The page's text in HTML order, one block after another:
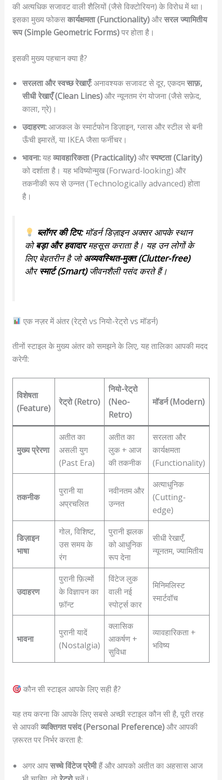
की अत्यधिक सजावट वाली शैलियों (जैसे विक्टोरियन) के विरोध में था।
इसका मुख्य फोकसकार्यक्षमता (Functionality)औरसरल ज्यामितीय
रूप (Simple Geometric Forms)पर होता है।
इसकी मुख्य पहचान क्या है?
सरलता और स्वच्छ रेखाएँ:अनावश्यक सजावट से दूर, एकदमसाफ़,
सीधी रेखाएँ (Clean Lines)और न्यूनतम रंग योजना (जैसे सफ़ेद,
काला, ग्रे)।
उदाहरण:आजकल के स्मार्टफोन डिज़ाइन, ग्लास और स्टील से बनी
ऊँची इमारतें, या IKEA जैसा फर्नीचर।
भावना:यहव्यावहारिकता (Practicality)औरस्पष्टता (Clarity)
को दर्शाता है। यह भविष्योन्मुख (Forward-looking) और
तकनीकी रूप से उन्नत (Technologically advanced) होता
है।
ब्लॉगर की टिप:मॉडर्न डिज़ाइन अक्सर आपके स्थान
कोबड़ा और हवादारमहसूस कराता है। यह उन लोगों के
लिए बेहतरीन है जोअव्यवस्थित-मुक्त (Clutter-free)
औरस्मार्ट (Smart)जीवनशैली पसंद करते हैं।
एक नज़र में अंतर (रेट्रो vs नियो-रेट्रो vs मॉडर्न)
तीनों स्टाइल के मुख्य अंतर को समझने के लिए, यह तालिका आपकी मदद
करेगी:
विशेषता
(Feature)
रेट्रो (Retro)
नियो-रेट्रो
(Neo-
Retro)
मॉडर्न (Modern)
मुख्य प्रेरणा
अतीत का
असली युग
(Past Era)
अतीत का
लुक + आज
की तकनीक
सरलता और
कार्यक्षमता
(Functionality)
तकनीक
पुरानी या
अप्रचलित
नवीनतम और
उन्नत
अत्याधुनिक
(Cutting-
edge)
डिज़ाइन
भाषा
गोल, विशिष्ट,
उस समय के
रंग
पुरानी झलक
को आधुनिक
रूप देना
सीधी रेखाएँ,
न्यूनतम, ज्यामितीय
उदाहरण
पुरानी फ़िल्मों
के विज्ञापन का
फ़ॉन्ट
विंटेज लुक
वाली नई
स्पोर्ट्स कार
मिनिमलिस्ट
स्मार्टवॉच
भावना
पुरानी यादें
(Nostalgia)
क्लासिक
आकर्षण +
सुविधा
व्यावहारिकता +
भविष्य
कौन सी स्टाइल आपके लिए सही है?
यह तय करना कि आपके लिए सबसे अच्छी स्टाइल कौन सी है, पूरी तरह
से आपकीव्यक्तिगत पसंद (Personal Preference)और आपकी
ज़रूरत पर निर्भर करता है:
अगर आपसच्चे विंटेज प्रेमीहैं और आपको अतीत का अहसास आज